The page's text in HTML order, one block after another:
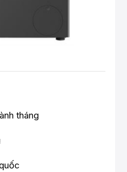
tháng